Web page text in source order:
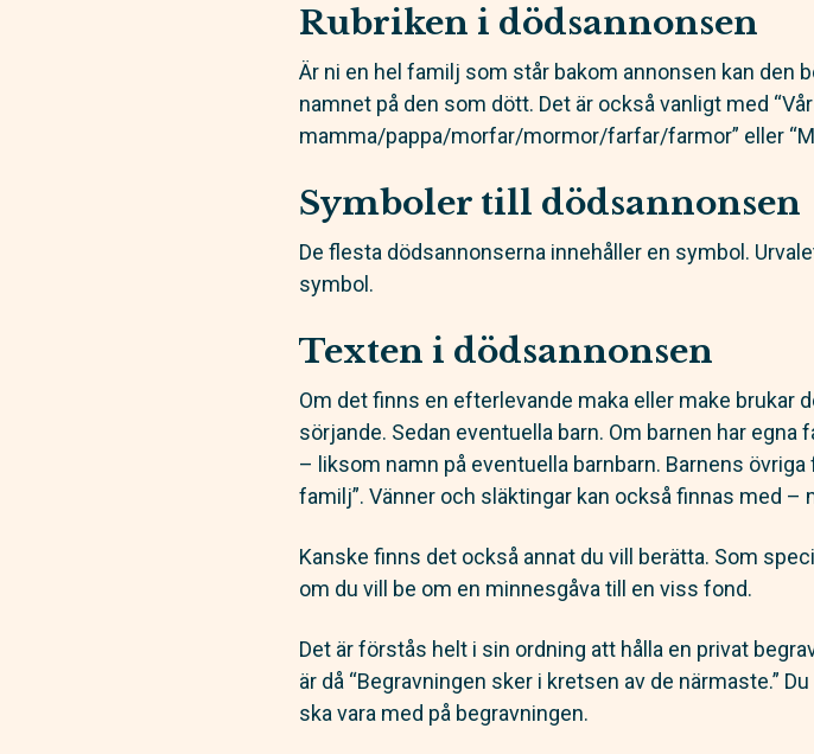
Rubriken i dödsannonsen
Är ni en hel familj som står bakom annonsen kan den
namnet på den som dött. Det är också vanligt med
mamma/pappa/morfar/mormor/farfar/farmor” eller
Symboler till dödsannonsen
De flesta dödsannonserna innehåller en symbol.
symbol.
Texten i dödsannonsen
Om det finns en efterlevande maka eller make
sörjande. Sedan eventuella barn. Om barnen har
– liksom namn på eventuella barnbarn. Barnens
familj”. Vänner och släktingar kan också finnas med –
Kanske finns det också annat du vill berätta. Som
om du vill be om en minnesgåva till en viss fond.
Det är förstås helt i sin ordning att hålla en privat
är då “Begravningen sker i kretsen av de närmaste.”
ska vara med på begravningen.